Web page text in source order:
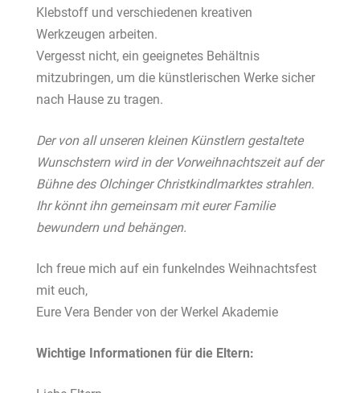
Klebstoff und verschiedenen kreativen
Werkzeugen arbeiten.
Vergesst nicht, ein geeignetes Behältnis
mitzubringen, um die künstlerischen Werke sicher
nach Hause zu tragen.
Der von all unseren kleinen Künstlern gestaltete
Wunschstern wird in der Vorweihnachtszeit auf der
Bühne des Olchinger Christkindlmarktes strahlen.
Ihr könnt ihn gemeinsam mit eurer Familie
bewundern und behängen.
Ich freue mich auf ein funkelndes Weihnachtsfest
mit euch,
Eure Vera Bender von der Werkel Akademie
Wichtige Informationen für die Eltern: